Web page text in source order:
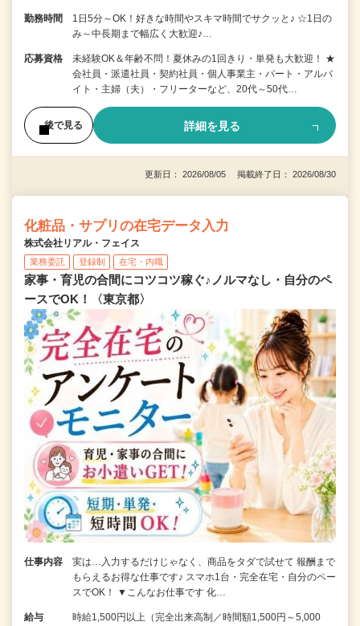
勤務時間
1日5分～OK！好きな時間やスキマ時間でサクッと♪ ☆1日の
み～中長期まで幅広く大歓迎♪…
応募資格
未経験OK＆年齢不問！夏休みの1回きり・単発も大歓迎！ ★
会社員・派遣社員・契約社員・個人事業主・パート・アルバ
イト・主婦（夫）・フリーターなど、20代～50代…
後で見る 詳細を見る
更新日： 2026/08/05 掲載終了日： 2026/08/30
化粧品・サプリの在宅データ入力
株式会社リアル・フェイス
業務委託 登録制 在宅・内職
家事・育児の合間にコツコツ稼ぐ♪ノルマなし・自分のペ
ースでOK！〈東京都〉
仕事内容
実は…入力するだけじゃなく、商品をタダで試せて 報酬まで
もらえるお得な仕事です♪ スマホ1台・完全在宅・自分のペー
スでOK！ ▼こんなお仕事です 化…
給与
時給1,500円以上（完全出来高制／時間額1,500円～5,000